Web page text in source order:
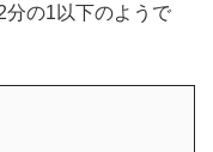
分の1以下のようで